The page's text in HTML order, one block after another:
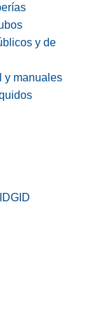
y de
y manuales